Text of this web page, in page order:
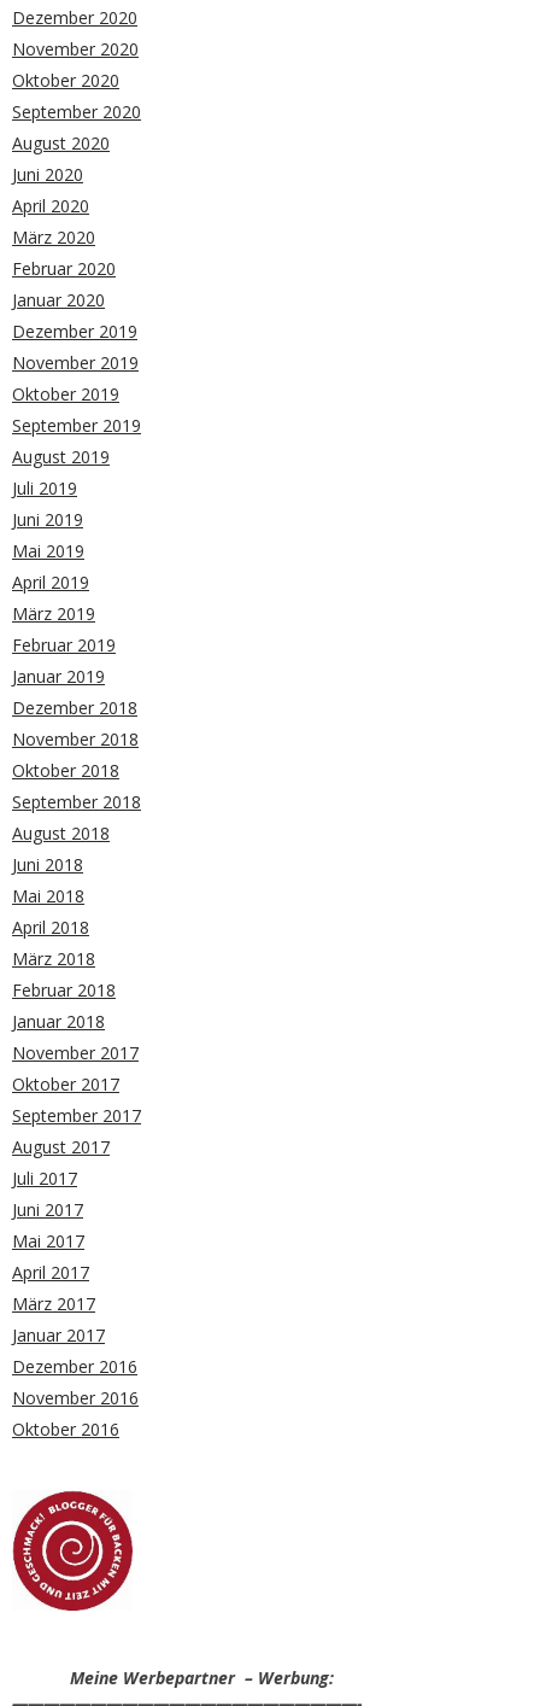
Dezember 2020
November 2020
Oktober 2020
September 2020
August 2020
Juni 2020
April 2020
März 2020
Februar 2020
Januar 2020
Dezember 2019
November 2019
Oktober 2019
September 2019
August 2019
Juli 2019
Juni 2019
Mai 2019
April 2019
März 2019
Februar 2019
Januar 2019
Dezember 2018
November 2018
Oktober 2018
September 2018
August 2018
Juni 2018
Mai 2018
April 2018
März 2018
Februar 2018
Januar 2018
November 2017
Oktober 2017
September 2017
August 2017
Juli 2017
Juni 2017
Mai 2017
April 2017
März 2017
Januar 2017
Dezember 2016
November 2016
Oktober 2016
Meine Werbepartner – Werbung: